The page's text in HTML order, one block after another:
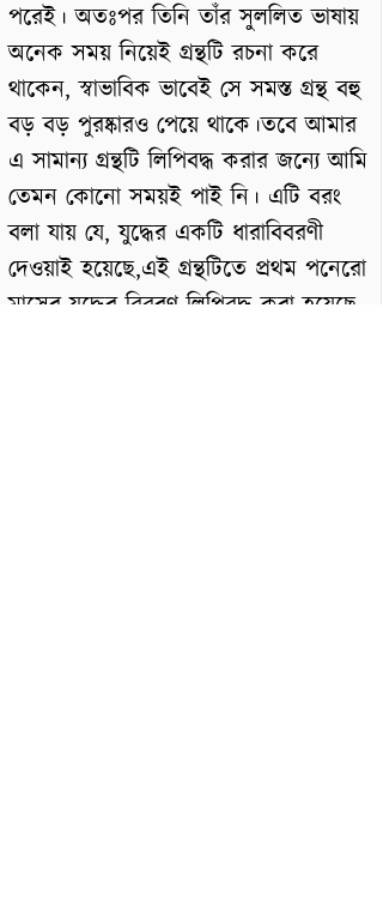
পরেই। অতঃপর তিনি তাঁর সুললিত ভাষায়
অনেক সময় নিয়েই গ্রন্থটি রচনা করে
থাকেন, স্বাভাবিক ভাবেই সে সমস্ত গ্রন্থ বহু
বড় বড় পুরষ্কারও পেয়ে থাকে।তবে আমার
এ সামান্য গ্রন্থটি লিপিবদ্ধ করার জন্যে আমি
তেমন কোনো সময়ই পাই নি। এটি বরং
বলা যায় যে, যুদ্ধের একটি ধারাবিবরণী
দেওয়াই হয়েছে,এই গ্রন্থটিতে প্রথম পনেরো
মাসের যুদ্ধের বিবরণ লিপিবদ্ধ করা হয়েছে,